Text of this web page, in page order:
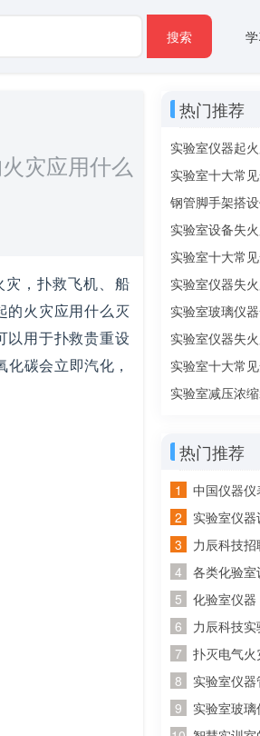
搜索
灾应用什么
，扑救飞机、船
的火灾应用什么灭
以用于扑救贵重设
碳会立即汽化，
热门推荐
实验室仪器起
精密仪器火灾
实验室十大常
全隐患有哪些
钢管脚手架搭
钢管、扣件等))
实验室设备失
该用什么灭火
实验室十大常
险来源有哪些
实验室仪器失
扑救精密仪器
实验室玻璃仪
有哪些)
实验室仪器失
火灾的最佳选
实验室十大常
的因素
实验室减压浓
热门推荐
中国仪器
资料在哪
实验室仪
类目录呢~
力辰科技
四了，准
公司招聘
各类化验
验室化验
化验室仪
验的必备装
力辰科技
怎么安装
扑灭电气
用什么灭
实验室仪
多了，求
实验室玻